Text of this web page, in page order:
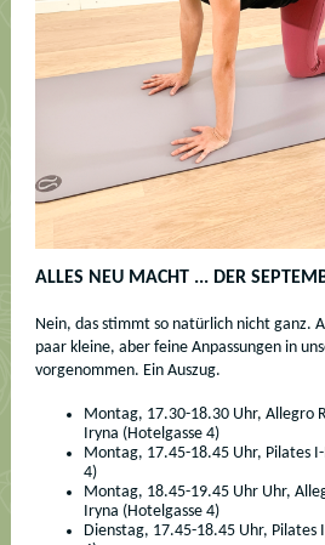
ALLES NEU MACHT ... DER
Nein, das stimmt so natürlich nicht ganz.
paar kleine, aber feine Anpassungen in
vorgenommen. Ein Auszug.
Montag, 17.30-18.30 Uhr, Allegro
Iryna (Hotelgasse 4)
Montag, 17.45-18.45 Uhr, Pilates
4)
Montag, 18.45-19.45 Uhr Uhr,
Iryna (Hotelgasse 4)
Dienstag, 17.45-18.45 Uhr, Pilates